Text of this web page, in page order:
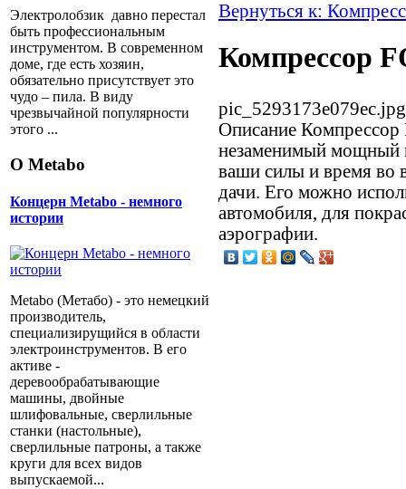
Электролобзик давно перестал
быть профессиональным
инструментом. В современном
доме, где есть хозяин,
обязательно присутствует это
чудо – пила. В виду
чрезвычайной популярности
этого ...
О Metabo
Концерн Metabo - немного
истории
Metabo (Метабо) - это немецкий
производитель,
специализирущийся в области
электроинструментов. В его
активе -
деревообрабатывающие
машины, двойные
шлифовальные, сверлильные
станки (настольные),
сверлильные патроны, а также
круги для всех видов
выпускаемой...
Вернуться к:
Компрессор
pic_5293173e079ec.jpg
Описание
незаменимый мощный
ваши силы и время во
дачи. Его можно
автомобиля, для
аэрографии.